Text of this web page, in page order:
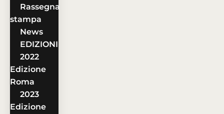
Rassegna
stampa
News
EDIZIONI
2022
Edizione
Roma
2023
Edizione